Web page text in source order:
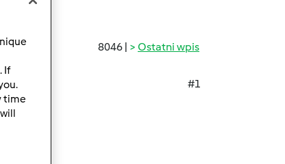
8046 | Ostatni wpis
#1
If
time